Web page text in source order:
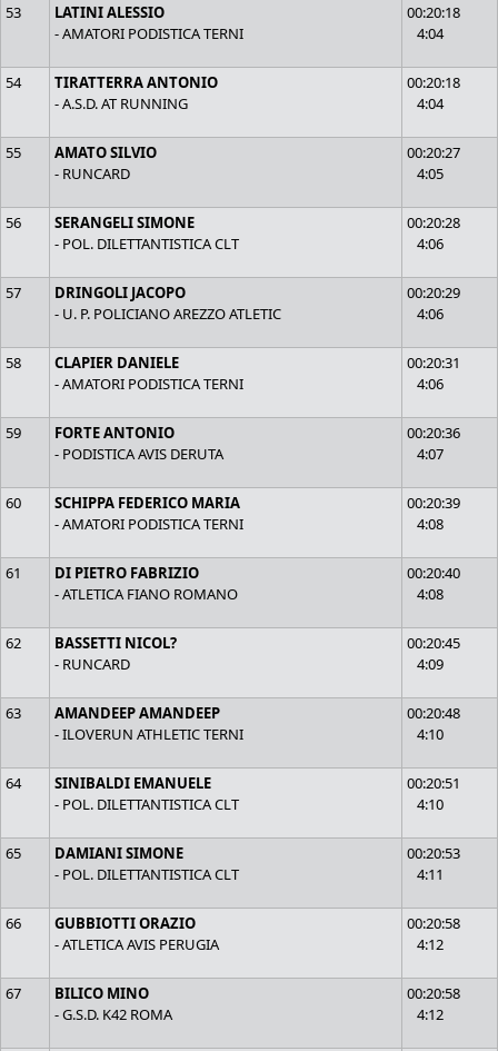
53
LATINI ALESSIO
- AMATORI PODISTICA TERNI
00:20:18
4:04
54
TIRATTERRA ANTONIO
- A.S.D. AT RUNNING
00:20:18
4:04
55
AMATO SILVIO
- RUNCARD
00:20:27
4:05
56
SERANGELI SIMONE
- POL. DILETTANTISTICA CLT
00:20:28
4:06
57
DRINGOLI JACOPO
- U. P. POLICIANO AREZZO ATLETIC
00:20:29
4:06
58
CLAPIER DANIELE
- AMATORI PODISTICA TERNI
00:20:31
4:06
59
FORTE ANTONIO
- PODISTICA AVIS DERUTA
00:20:36
4:07
60
SCHIPPA FEDERICO MARIA
- AMATORI PODISTICA TERNI
00:20:39
4:08
61
DI PIETRO FABRIZIO
- ATLETICA FIANO ROMANO
00:20:40
4:08
62
BASSETTI NICOL?
- RUNCARD
00:20:45
4:09
63
AMANDEEP AMANDEEP
- ILOVERUN ATHLETIC TERNI
00:20:48
4:10
64
SINIBALDI EMANUELE
- POL. DILETTANTISTICA CLT
00:20:51
4:10
65
DAMIANI SIMONE
- POL. DILETTANTISTICA CLT
00:20:53
4:11
66
GUBBIOTTI ORAZIO
- ATLETICA AVIS PERUGIA
00:20:58
4:12
67
BILICO MINO
- G.S.D. K42 ROMA
00:20:58
4:12